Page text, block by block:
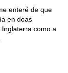
enteré de que
en doas
como a